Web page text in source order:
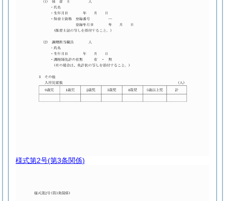
様式第2号(第3条関係)